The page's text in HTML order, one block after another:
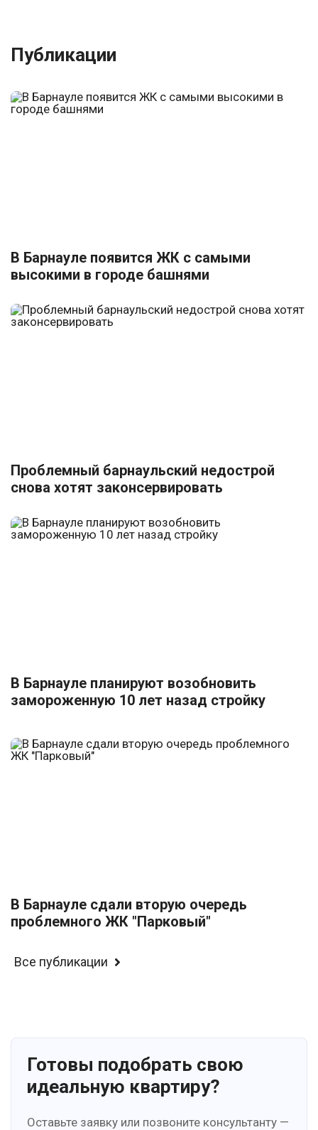
Публикации
В Барнауле появится ЖК с самыми
высокими в городе башнями
Проблемный барнаульский недострой
снова хотят законсервировать
В Барнауле планируют возобновить
замороженную 10 лет назад стройку
В Барнауле сдали вторую очередь
проблемного ЖК "Парковый"
Все публикации
Готовы подобрать свою
идеальную квартиру?
Оставьте заявку или позвоните консультанту —